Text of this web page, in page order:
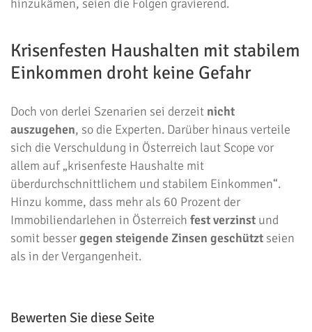
hinzukämen, seien die Folgen gravierend.
Krisenfesten Haushalten mit stabilem
Einkommen droht keine Gefahr
Doch von derlei Szenarien sei derzeit nicht
auszugehen, so die Experten. Darüber hinaus verteile
sich die Verschuldung in Österreich laut Scope vor
allem auf „krisenfeste Haushalte mit
überdurchschnittlichem und stabilem Einkommen“.
Hinzu komme, dass mehr als 60 Prozent der
Immobiliendarlehen in Österreich fest verzinst und
somit bessergegen steigende Zinsen geschützt seien
als in der Vergangenheit.
Bewerten Sie diese Seite